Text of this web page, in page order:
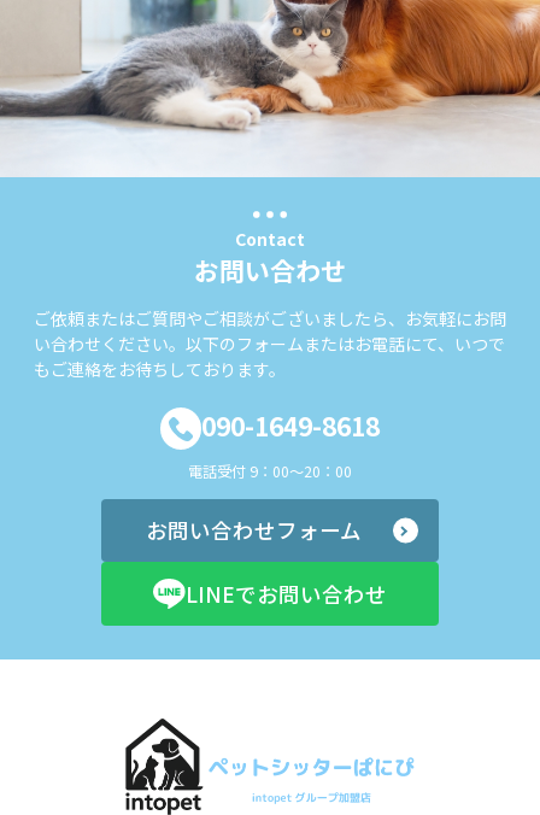
Contact
お問い合わせ
ご依頼またはご質問やご相談がございましたら、お気軽にお問
い合わせください。以下のフォームまたはお電話にて、いつで
もご連絡をお待ちしております。
090-1649-8618
電話受付 9：00～20：00
お問い合わせフォーム
LINEでお問い合わせ